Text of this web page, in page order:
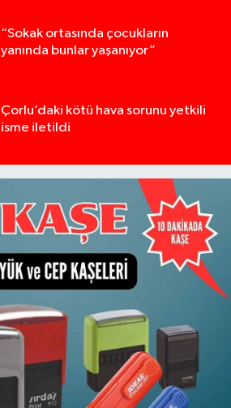
“Sokak ortasında çocukların
yanında bunlar yaşanıyor”
Çorlu’daki kötü hava sorunu yetkili
isme iletildi